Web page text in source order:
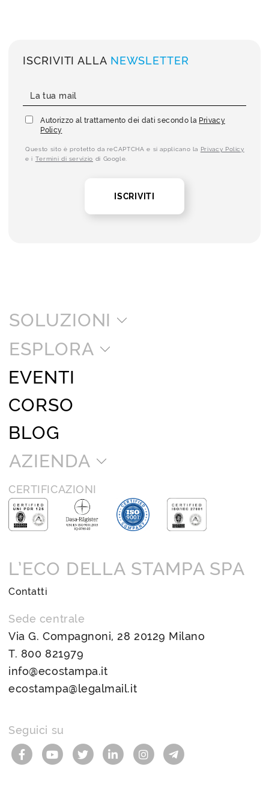
ISCRIVITI ALLA NEWSLETTER
Autorizzo al trattamento dei dati secondo la Privacy
Policy
Questo sito è protetto da reCAPTCHA e si applicano la Privacy Policy
e i Termini di servizio di Google.
ISCRIVITI
SOLUZIONI
ESPLORA
EVENTI
CORSO
BLOG
AZIENDA
CERTIFICAZIONI
L’ECO DELLA STAMPA SPA
Contatti
Sede centrale
Via G. Compagnoni, 28 20129 Milano
T. 800 821979
info@ecostampa.it
ecostampa@legalmail.it
Seguici su